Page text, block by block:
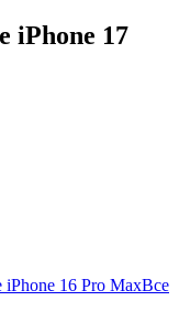
iPhone 17
iPhone 16 Pro MaxВсе